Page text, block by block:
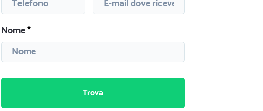
Nome
Trova